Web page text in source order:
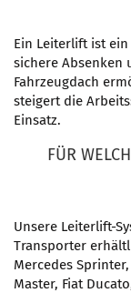
Ein Leiterlift ist
sichere Absenken
Fahrzeugdach
steigert die
Einsatz.
FÜR
Unsere Leiterlift-
Transporter
Mercedes
Master, Fiat